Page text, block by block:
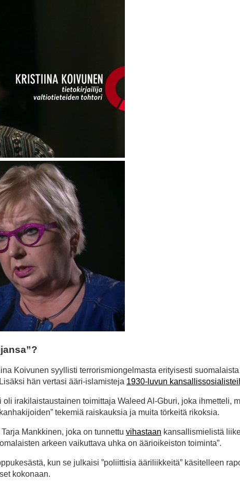
Koivunen syyllisti terrorismiongelmasta erityisesti suomalaista
hän vertasi ääri-islamisteja 1930-luvun
irakilaistaustainen toimittaja Waleed Al-Gburi, joka ihmetteli,
tekemiä raiskauksia ja muita törkeitä rikoksia.
Mankkinen, joka on tunnettu vihastaan kansallismielistä
arkeen vaikuttava uhka on äärioikeiston toiminta”.
kun se julkaisi ”poliittisia ääriliikkeitä” käsitelleen
kokonaan.